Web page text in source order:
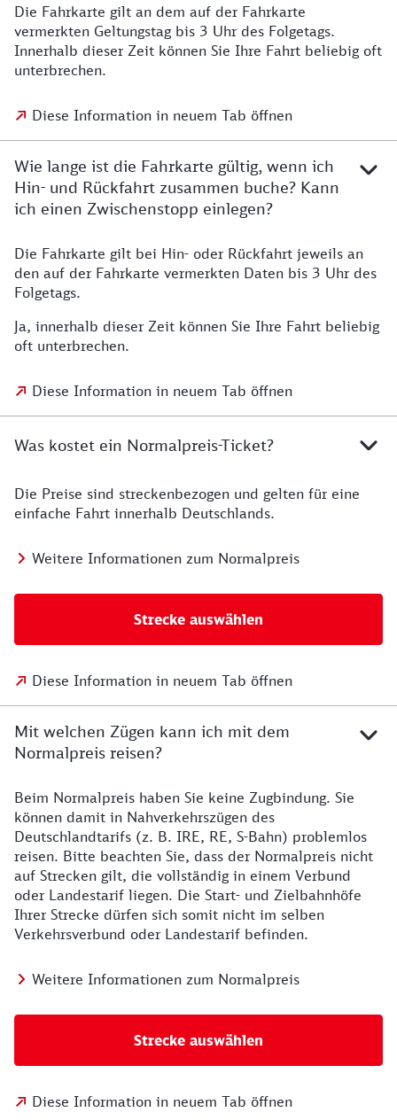
Die Fahrkarte gilt an dem auf der Fahrkarte
vermerkten Geltungstag bis 3 Uhr des Folgetags.
Innerhalb dieser Zeit können Sie Ihre Fahrt beliebig oft
unterbrechen.
Diese Information in neuem Tab öffnen
Wie lange ist die Fahrkarte gültig, wenn ich
Hin- und Rückfahrt zusammen buche? Kann
ich einen Zwischenstopp einlegen?
Die Fahrkarte gilt bei Hin- oder Rückfahrt jeweils an
den auf der Fahrkarte vermerkten Daten bis 3 Uhr des
Folgetags.
Ja, innerhalb dieser Zeit können Sie Ihre Fahrt beliebig
oft unterbrechen.
Diese Information in neuem Tab öffnen
Was kostet ein Normalpreis-Ticket?
Die Preise sind streckenbezogen und gelten für eine
einfache Fahrt innerhalb Deutschlands.
Weitere Informationen zum Normalpreis
Strecke auswählen
Diese Information in neuem Tab öffnen
Mit welchen Zügen kann ich mit dem
Normalpreis reisen?
Beim Normalpreis haben Sie keine Zugbindung. Sie
können damit in Nahverkehrszügen des
Deutschlandtarifs (z. B. IRE, RE, S-Bahn) problemlos
reisen. Bitte beachten Sie, dass der Normalpreis nicht
auf Strecken gilt, die vollständig in einem Verbund
oder Landestarif liegen. Die Start- und Zielbahnhöfe
Ihrer Strecke dürfen sich somit nicht im selben
Verkehrsverbund oder Landestarif befinden.
Weitere Informationen zum Normalpreis
Strecke auswählen
Diese Information in neuem Tab öffnen